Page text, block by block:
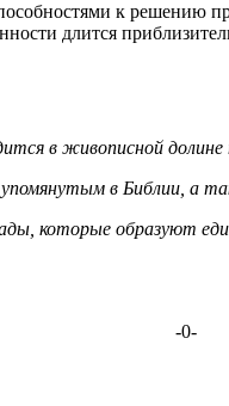
к решению
длится
в живописной
в Библии, а
которые
-0-